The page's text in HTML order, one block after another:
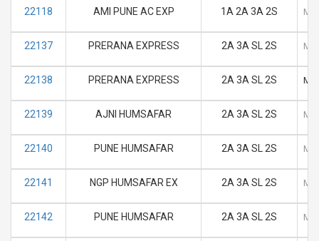
22118 AMI PUNE AC EXP 1A 2A 3A 2S M
22137 PRERANA EXPRESS 2A 3A SL 2S M
22138 PRERANA EXPRESS 2A 3A SL 2S M
22139 AJNI HUMSAFAR 2A 3A SL 2S M
22140 PUNE HUMSAFAR 2A 3A SL 2S M
22141 NGP HUMSAFAR EX 2A 3A SL 2S M
22142 PUNE HUMSAFAR 2A 3A SL 2S M